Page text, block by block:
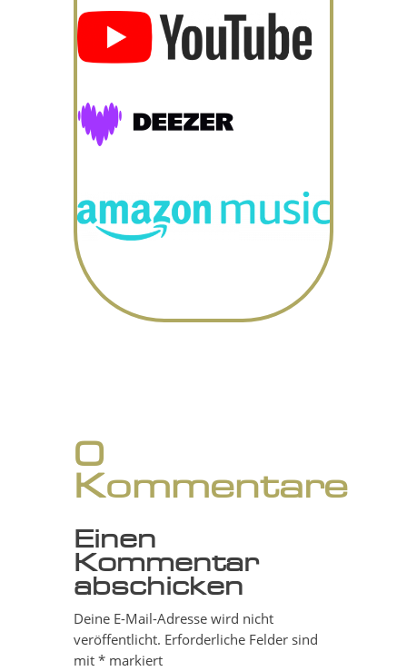
0
Kommentare
Einen
Kommentar
abschicken
Deine E-Mail-Adresse wird nicht
veröffentlicht. Erforderliche Felder sind
mit *markiert